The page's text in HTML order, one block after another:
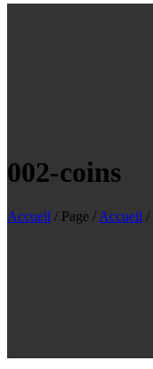
002-coins
Accueil / Page / Accueil /